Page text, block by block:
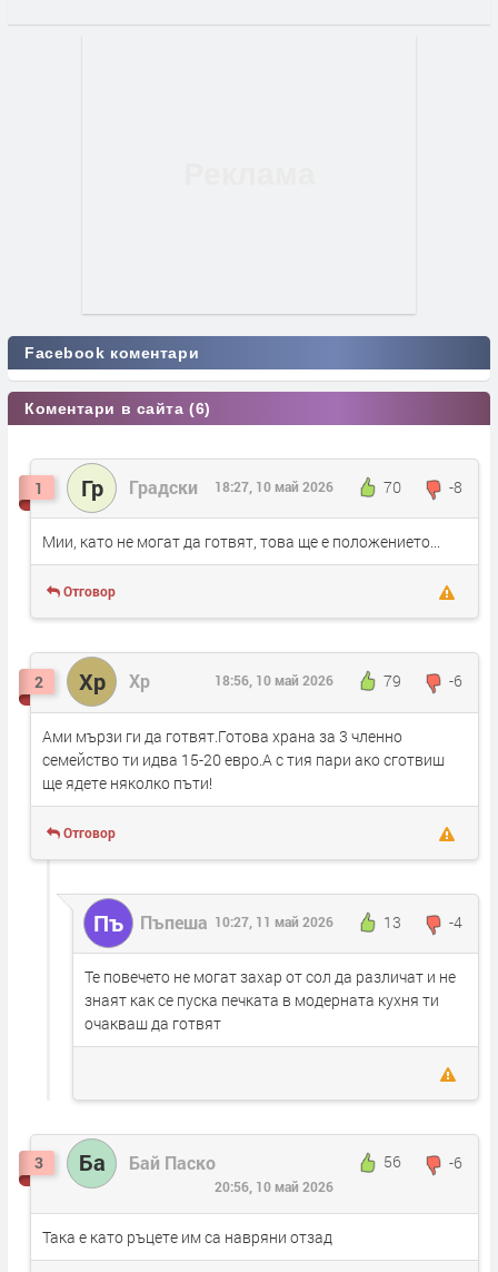
Facebook коментари
Коментари в сайта (6)
1 Гр Градски 70 -8
18:27, 10 май 2026
Мии, като не могат да готвят, това ще е положението...
Отговор
2 Хр Хр 79 -6
18:56, 10 май 2026
Ами мързи ги да готвят.Готова храна за 3 членно
семейство ти идва 15-20 евро.А с тия пари ако сготвиш
ще ядете няколко пъти!
Отговор
Пъ Пъпеша 13 -4
10:27, 11 май 2026
Те повечето не могат захар от сол да различат и не
знаят как се пуска печката в модерната кухня ти
очакваш да готвят
3 Ба Бай Паско 56 -6
20:56, 10 май 2026
Така е като ръцете им са навряни отзад